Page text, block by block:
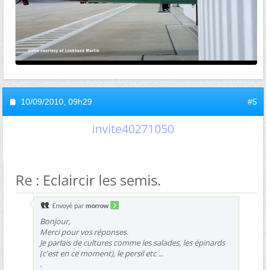
10/09/2010, 09h29 #5
invite40271050
Re : Eclaircir les semis.
Envoyé par morrow
Bonjour,
Merci pour vos réponses.
Je parlais de cultures comme les salades, les épinards
(c'est en ce moment), le persil etc ...
.